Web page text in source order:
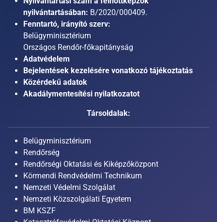
nyilvántartásában: B/2020/000409.
Fenntartó, irányító szerv:
Belügyminisztérium
Országos Rendőr-főkapitányság
Adatvédelem
Bejelentések kezelésére vonatkozó tájékoztatás
Közérdekű adatok
Akadálymentesítési nyilatkozatot
Társoldalak:
Belügyminisztérium
Rendőrség
Rendőrségi Oktatási és Kiképzőközpont
Körmendi Rendvédelmi Technikum
Nemzeti Védelmi Szolgálat
Nemzeti Közszolgálati Egyetem
BM KSZF